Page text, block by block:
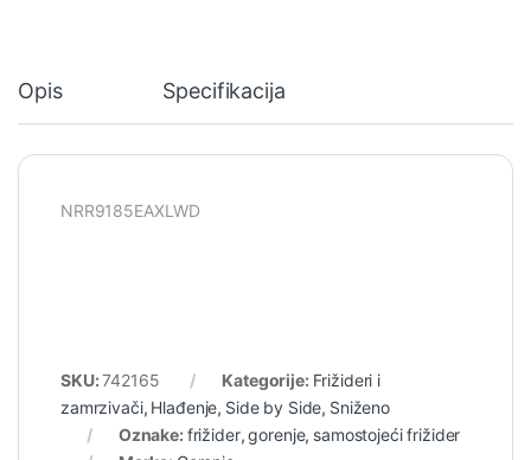
Opis Specifikacija
NRR9185EAXLWD
SKU:742165 Kategorije: Frižideri i
zamrzivači, Hlađenje, Side by Side, Sniženo
Oznake: frižider,gorenje, samostojeći frižider